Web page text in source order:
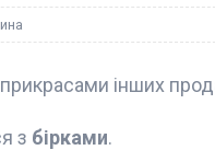
інших
з бірками.